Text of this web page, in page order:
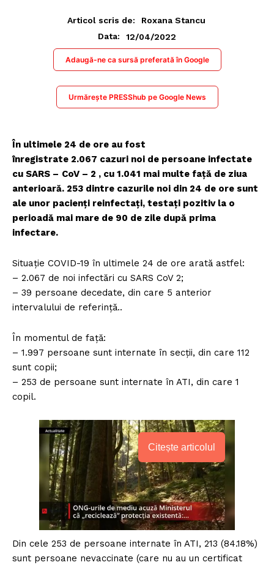
Articol scris de:
Roxana Stancu
Data:
12/04/2022
Adaugă-ne ca sursă preferată în Google
Urmărește PRESShub pe Google News
În ultimele 24 de ore au fost
înregistrate 2.067 cazuri noi de persoane infectate
cu SARS – CoV – 2 , cu 1.041 mai multe față de ziua
anterioară. 253 dintre cazurile noi din 24 de ore sunt
ale unor pacienți reinfectați, testați pozitiv la o
perioadă mai mare de 90 de zile după prima
infectare.
Situație COVID-19 în ultimele 24 de ore arată astfel:
– 2.067 de noi infectări cu SARS CoV 2;
– 39 persoane decedate, din care 5 anterior
intervalului de referință..
În momentul de față:
– 1.997 persoane sunt internate în secții, din care 112
sunt copii;
– 253 de persoane sunt internate în ATI, din care 1
copil.
Citește articolul
Din cele 253 de persoane internate în ATI, 213 (84.18%)
sunt persoane nevaccinate (care nu au un certificat